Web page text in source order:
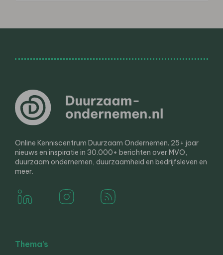
Online Kenniscentrum Duurzaam Ondernemen. 25+ jaar
nieuws en inspiratie in 30.000+ berichten over MVO,
duurzaam ondernemen, duurzaamheid en bedrijfsleven en
meer.
Thema’s